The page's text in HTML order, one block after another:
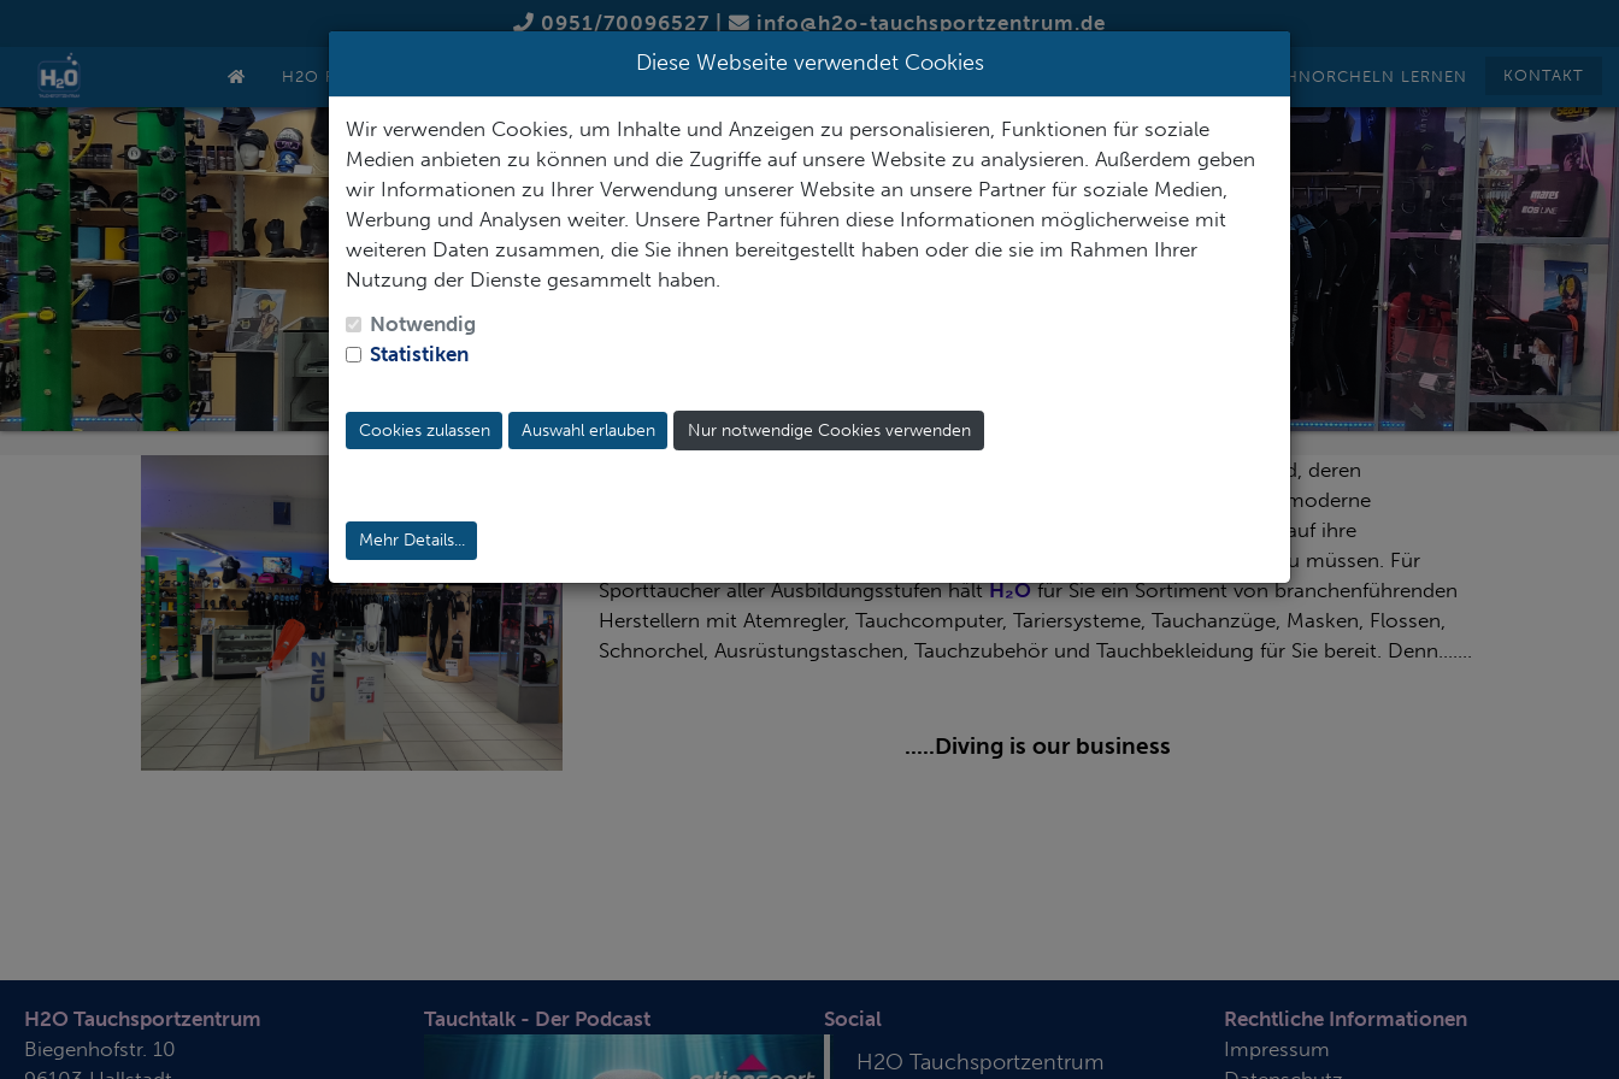
0951/70096527 info@h2o-tauchsportzentrum.de
H2O REISEN SCHNORCHELN LERNEN KONTAKT
SORTIMENT
steht für Tauchausrüstung, die für und von Menschen hergestellt wird, deren
Leidenschaft unter der Wasseroberfläche liegt. Unsere Produkte vereinen moderne
Technologien mit intuitiven, raffinierten Designs, dank derer sich Taucher auf ihre
Taucherlebnisse konzentrieren können, statt auf ihre Ausrüstung achten zu müssen. Für
Sporttaucher aller Ausbildungsstufen hältH₂Ofür Sie ein Sortiment von branchenführenden
Herstellern mit Atemregler, Tauchcomputer, Tariersysteme, Tauchanzüge, Masken, Flossen,
Schnorchel, Ausrüstungstaschen, Tauchzubehör und Tauchbekleidung für Sie bereit. Denn.......
.....Diving is our business
H2O Tauchsportzentrum
Biegenhofstr. 10
Tauchtalk - Der Podcast Social
H2O Tauchsportzentrum
Rechtliche Informationen
Impressum
Diese Webseite verwendet Cookies
Wir verwenden Cookies, um Inhalte und Anzeigen zu personalisieren, Funktionen für soziale
Medien anbieten zu können und die Zugriffe auf unsere Website zu analysieren. Außerdem geben
wir Informationen zu Ihrer Verwendung unserer Website an unsere Partner für soziale Medien,
Werbung und Analysen weiter. Unsere Partner führen diese Informationen möglicherweise mit
weiteren Daten zusammen, die Sie ihnen bereitgestellt haben oder die sie im Rahmen Ihrer
Nutzung der Dienste gesammelt haben.
Notwendig
Statistiken
Cookies zulassen Auswahl erlauben Nur notwendige Cookies verwenden
Mehr Details...